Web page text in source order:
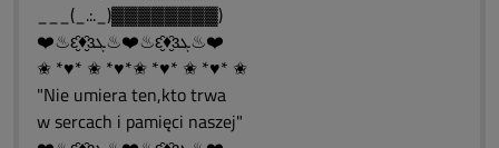
___(_.:._)▓▓▓▓▓▓▓▓)
❤️♨ԑ̮̑♦̮̑ɜܓ♨❤️♨ԑ̮̑♦̮̑ɜܓ♨❤️
✬ *♥* ✬ *♥*✬ *♥* ✬ *♥* ✬
"Nie umiera ten,kto trwa
w sercach i pamięci naszej"